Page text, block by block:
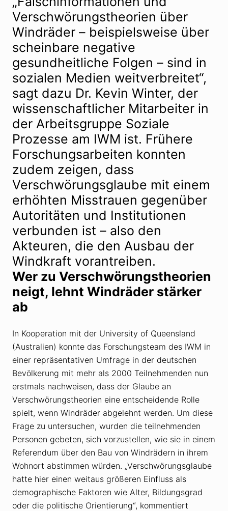
Verschwörungstheorien über
Windräder – beispielsweise über
scheinbare negative
gesundheitliche Folgen – sind in
sozialen Medien weitverbreitet“,
sagt dazu Dr. Kevin Winter, der
wissenschaftlicher Mitarbeiter in
der Arbeitsgruppe Soziale
Prozesse am IWM ist. Frühere
Forschungsarbeiten konnten
zudem zeigen, dass
Verschwörungsglaube mit einem
erhöhten Misstrauen gegenüber
Autoritäten und Institutionen
verbunden ist – also den
Akteuren, die den Ausbau der
Windkraft vorantreiben.
Wer zu Verschwörungstheorien
neigt, lehnt Windräder stärker
ab
In Kooperation mit der University of Queensland
(Australien) konnte das Forschungsteam des IWM in
einer repräsentativen Umfrage in der deutschen
Bevölkerung mit mehr als 2000 Teilnehmenden nun
erstmals nachweisen, dass der Glaube an
Verschwörungstheorien eine entscheidende Rolle
spielt, wenn Windräder abgelehnt werden. Um diese
Frage zu untersuchen, wurden die teilnehmenden
Personen gebeten, sich vorzustellen, wie sie in einem
Referendum über den Bau von Windrädern in ihrem
Wohnort abstimmen würden. „Verschwörungsglaube
hatte hier einen weitaus größeren Einfluss als
demographische Faktoren wie Alter, Bildungsgrad
oder die politische Orientierung“, kommentiert